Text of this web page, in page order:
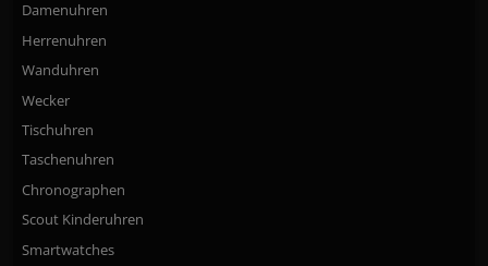
Damenuhren
Herrenuhren
Wanduhren
Wecker
Tischuhren
Taschenuhren
Chronographen
Scout Kinderuhren
Smartwatches